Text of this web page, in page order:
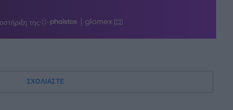
ΣΧΟΛΙΑΣΤΕ